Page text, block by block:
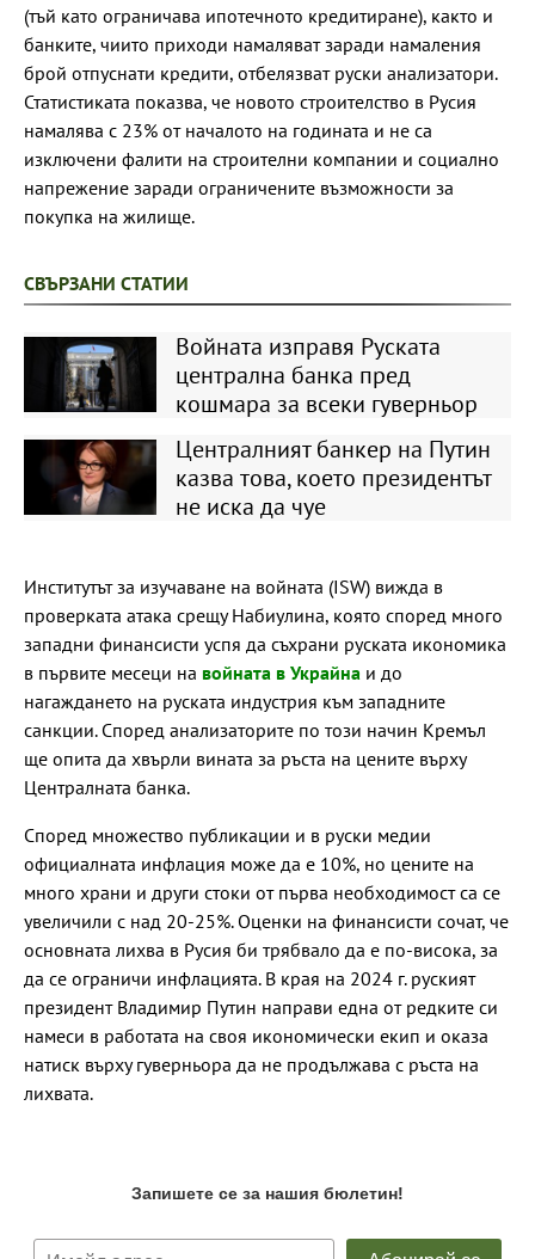
(тъй като ограничава ипотечното кредитиране), както и
банките, чиито приходи намаляват заради намаления
брой отпуснати кредити, отбелязват руски анализатори.
Статистиката показва, че новото строителство в Русия
намалява с 23% от началото на годината и не са
изключени фалити на строителни компании и социално
напрежение заради ограничените възможности за
покупка на жилище.
СВЪРЗАНИ СТАТИИ
Войната изправя Руската
централна банка пред
кошмара за всеки гуверньор
Централният банкер на Путин
казва това, което президентът
не иска да чуе
Институтът за изучаване на войната (ISW) вижда в
проверката атака срещу Набиулина, която според много
западни финансисти успя да съхрани руската икономика
в първите месеци на войната в Украйна и до
нагаждането на руската индустрия към западните
санкции. Според анализаторите по този начин Кремъл
ще опита да хвърли вината за ръста на цените върху
Централната банка.
Според множество публикации и в руски медии
официалната инфлация може да е 10%, но цените на
много храни и други стоки от първа необходимост са се
увеличили с над 20-25%. Оценки на финансисти сочат, че
основната лихва в Русия би трябвало да е по-висока, за
да се ограничи инфлацията. В края на 2024 г. руският
президент Владимир Путин направи една от редките си
намеси в работата на своя икономически екип и оказа
натиск върху гуверньора да не продължава с ръста на
лихвата.